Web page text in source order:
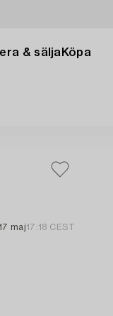
& sälja Köpa
17 maj17:18 CEST